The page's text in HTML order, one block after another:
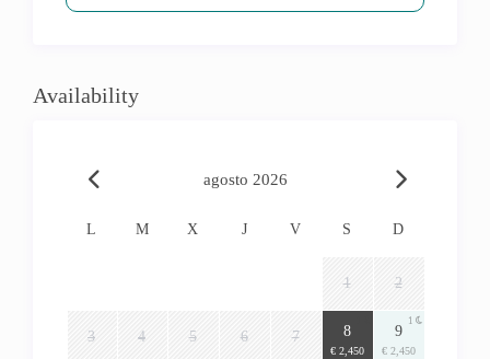
Availability
agosto 2026
L M X J V S D
1 2
3 4 5 6 7 8
€ 2,450
9
€ 2,450
1